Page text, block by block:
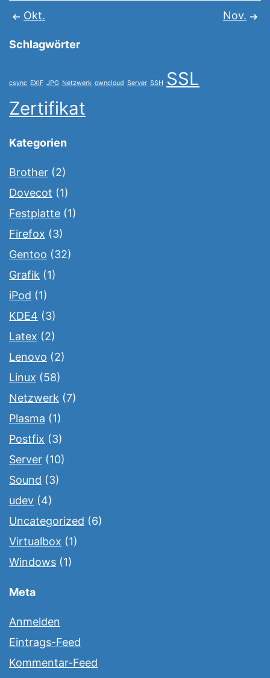
Okt. Nov.
Schlagwörter
csync EXIF JPG Netzwerk owncloud Server SSH SSL
Zertifikat
Kategorien
Brother (2)
Dovecot (1)
Festplatte (1)
Firefox (3)
Gentoo (32)
Grafik (1)
iPod (1)
KDE4 (3)
Latex (2)
Lenovo (2)
Linux (58)
Netzwerk (7)
Plasma (1)
Postfix (3)
Server (10)
Sound (3)
udev (4)
Uncategorized (6)
Virtualbox (1)
Windows (1)
Meta
Anmelden
Eintrags-Feed
Kommentar-Feed